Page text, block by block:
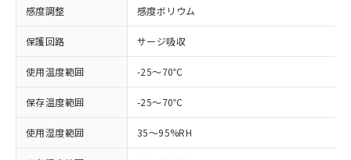
感度調整 感度ボリウム
保護回路 サージ吸収
使用温度範囲 -25～70℃
保存温度範囲 -25～70℃
使用湿度範囲 35～95%RH
ご利用条件
以下の条件をお読みいただき、同意のうえ
ご利用ください。
対応済み：EU RoHS指令（10物質）の
非含有に対応した製品が提供可能な商品で
対応予定：EU RoHS指令（10物質）の非含
有に対応した製品に切り替える予定のある
商品です。
対応予定なし：EU RoHS指令（10物質）の
非含有に非対応の商品で、対応品を出す予